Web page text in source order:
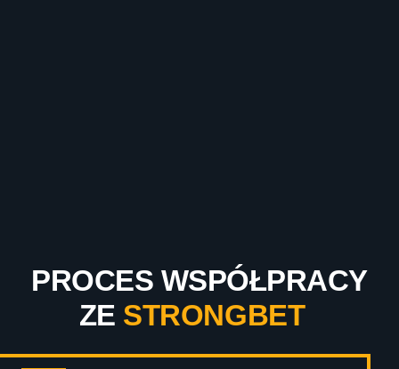
PROCES WSPÓŁPRACY
ZE STRONGBET